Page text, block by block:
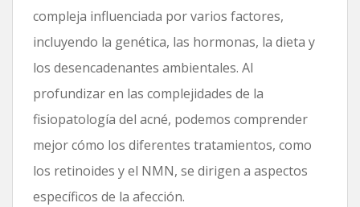
compleja influenciada por varios factores,
incluyendo la genética, las hormonas, la dieta y
los desencadenantes ambientales. Al
profundizar en las complejidades de la
fisiopatología del acné, podemos comprender
mejor cómo los diferentes tratamientos, como
los retinoides y el NMN, se dirigen a aspectos
específicos de la afección.